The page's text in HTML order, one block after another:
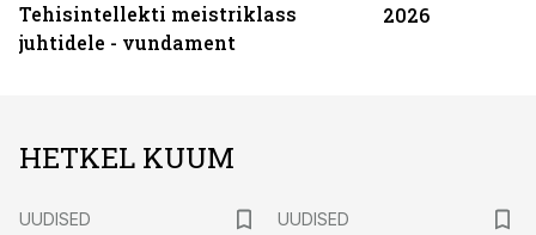
Tehisintellekti meistriklass
juhtidele - vundament
2026
HETKEL KUUM
UUDISED
UUDISED